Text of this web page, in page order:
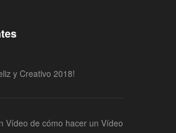
y Creativo 2018!
Vídeo de cómo hacer un Vídeo